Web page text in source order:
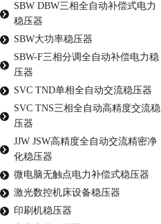
SBW DBW三相全自动补偿式电力
稳压器
SBW大功率稳压器
SBW-F三相分调全自动补偿电力稳
压器
SVC TND单相全自动交流稳压器
SVC TNS三相全自动高精度交流稳
压器
JJW JSW高精度全自动交流精密净
化稳压器
微电脑无触点电力补偿式稳压器
激光数控机床设备稳压器
印刷机稳压器